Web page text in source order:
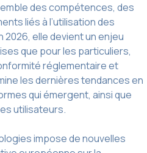
des compétences, des
liés à l’utilisation des
elle devient un enjeu
que pour les particuliers,
réglementaire et
les dernières tendances en
qui émergent, ainsi que
utilisateurs.
impose de nouvelles